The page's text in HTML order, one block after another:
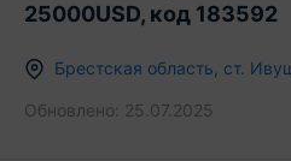
25000USD, код 183592
Брестская область ст.
Обновлено: 25.07.2025